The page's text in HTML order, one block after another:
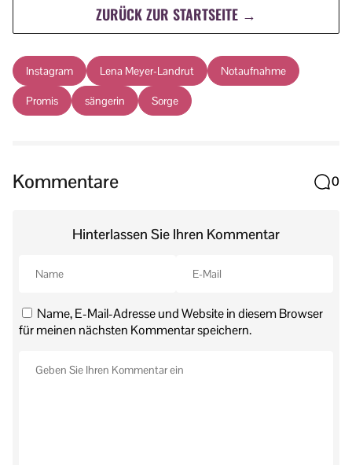
ZURÜCK ZUR STARTSEITE →
Instagram Lena Meyer-Landrut Notaufnahme
Promis sängerin Sorge
Kommentare 0
Hinterlassen Sie Ihren Kommentar
Name, E-Mail-Adresse und Website in diesem Browser
für meinen nächsten Kommentar speichern.